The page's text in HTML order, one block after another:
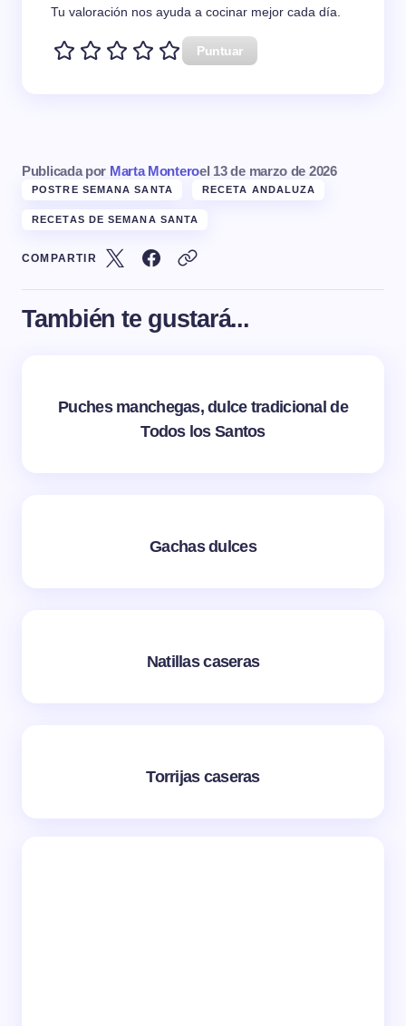
Tu valoración nos ayuda a cocinar mejor cada día.
Puntuar
Publicada por Marta Monteroel 13 de marzo de 2026
POSTRE SEMANA SANTA RECETA ANDALUZA
RECETAS DE SEMANA SANTA
COMPARTIR
También te gustará...
Puches manchegas, dulce tradicional de
Todos los Santos
Gachas dulces
Natillas caseras
Torrijas caseras